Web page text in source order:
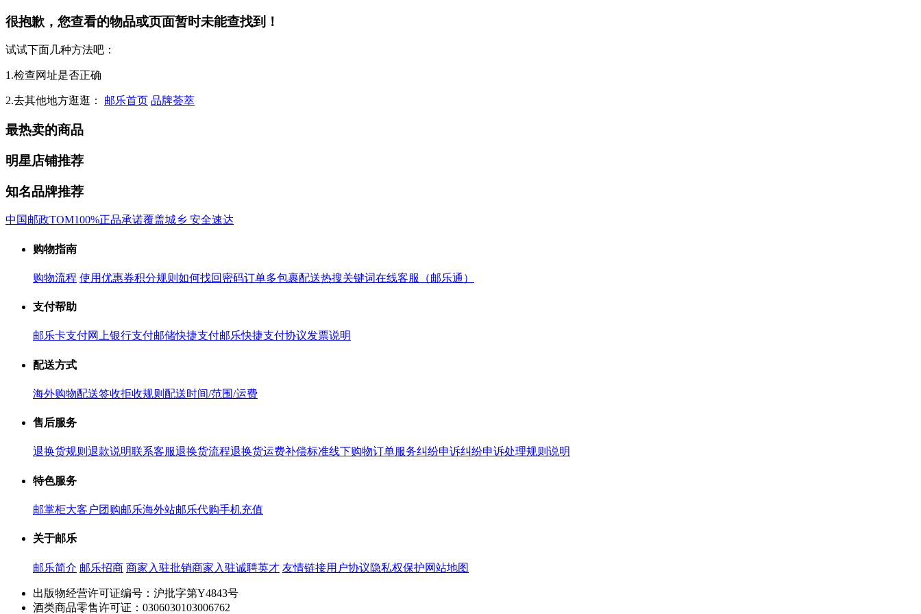
很抱歉，您查看的物品或页面暂时未能查找到！
试试下面几种方法吧：
1.检查网址是否正确
2.去其他地方逛逛： 邮乐首页 品牌荟萃
最热卖的商品
明星店铺推荐
知名品牌推荐
中国邮政TOM100%正品承诺覆盖城乡 安全速达
购物指南
购物流程 使用优惠券积分规则 如何找回密码订单多包裹配送热搜关键词在线客服（邮乐通）
支付帮助
邮乐卡支付网上银行支付邮储快捷支付邮乐快捷支付协议发票说明
配送方式
海外购物配送签收拒收规则 配送时间/范围/运费
售后服务
退换货规则 退款说明联系客服退换货流程退换货运费补偿标准线下购物订单服务纠纷申诉纠纷申诉处理规则说明
特色服务
邮掌柜大客户团购邮乐海外站邮乐代购手机充值
关于邮乐
邮乐简介 邮乐招商 商家入驻批销商家入驻诚聘英才 友情链接用户协议隐私权保护网站地图
出版物经营许可证编号：沪批字第Y4843号
酒类商品零售许可证：0306030103006762